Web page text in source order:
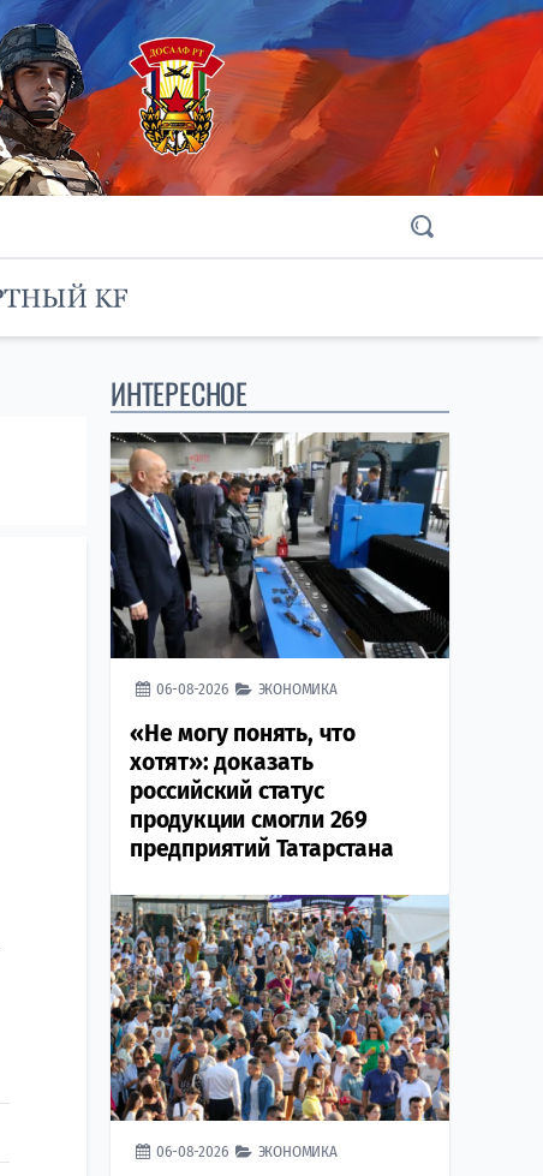
ИНТЕРЕСНОЕ
06-08-2026 ЭКОНОМИКА
«Не могу понять, что
хотят»: доказать
российский статус
продукции смогли 269
предприятий Татарстана
06-08-2026 ЭКОНОМИКА